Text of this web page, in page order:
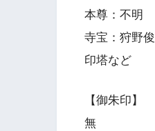
本尊：不明
寺宝：狩野
印塔など
【御朱印】
無